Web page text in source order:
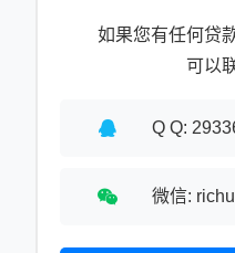
如果您有任何贷
可以
Q Q:
微信: